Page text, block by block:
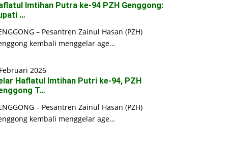
Imtihan Putra ke-94 PZH Genggong:
…
– Pesantren Zainul Hasan (PZH)
kembali menggelar age…
2026
Haflatul Imtihan Putri ke-94, PZH
T…
– Pesantren Zainul Hasan (PZH)
kembali menggelar age…